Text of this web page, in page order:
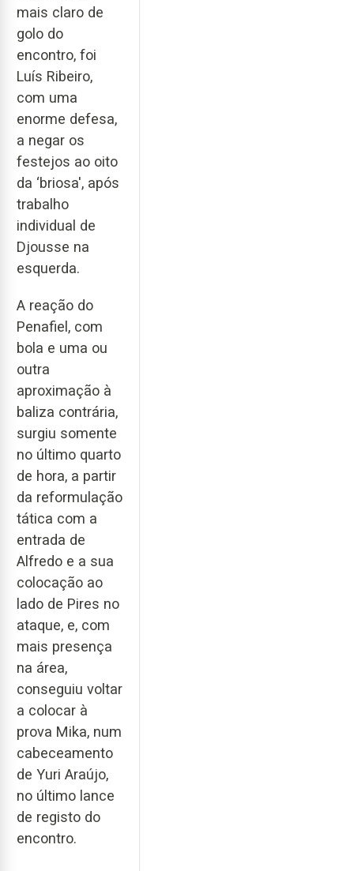
mais claro de
golo do
encontro, foi
Luís Ribeiro,
com uma
enorme defesa,
a negar os
festejos ao oito
da ‘briosa', após
trabalho
individual de
Djousse na
esquerda.
A reação do
Penafiel, com
bola e uma ou
outra
aproximação à
baliza contrária,
surgiu somente
no último quarto
de hora, a partir
da reformulação
tática com a
entrada de
Alfredo e a sua
colocação ao
lado de Pires no
ataque, e, com
mais presença
na área,
conseguiu voltar
a colocar à
prova Mika, num
cabeceamento
de Yuri Araújo,
no último lance
de registo do
encontro.